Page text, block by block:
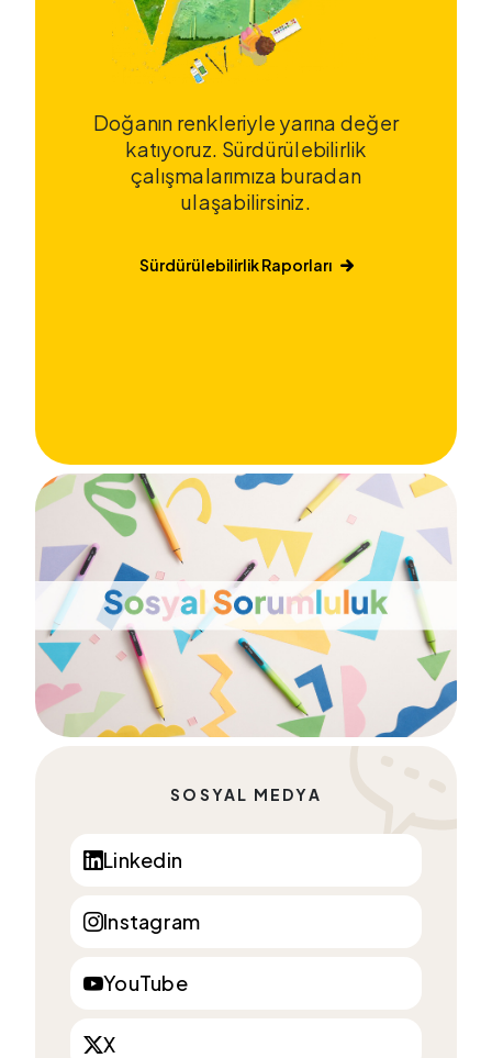
Doğanın renkleriyle yarına değer
katıyoruz. Sürdürülebilirlik
çalışmalarımıza buradan
ulaşabilirsiniz.
Sürdürülebilirlik Raporları
SOSYAL MEDYA
Linkedin
Instagram
YouTube
X